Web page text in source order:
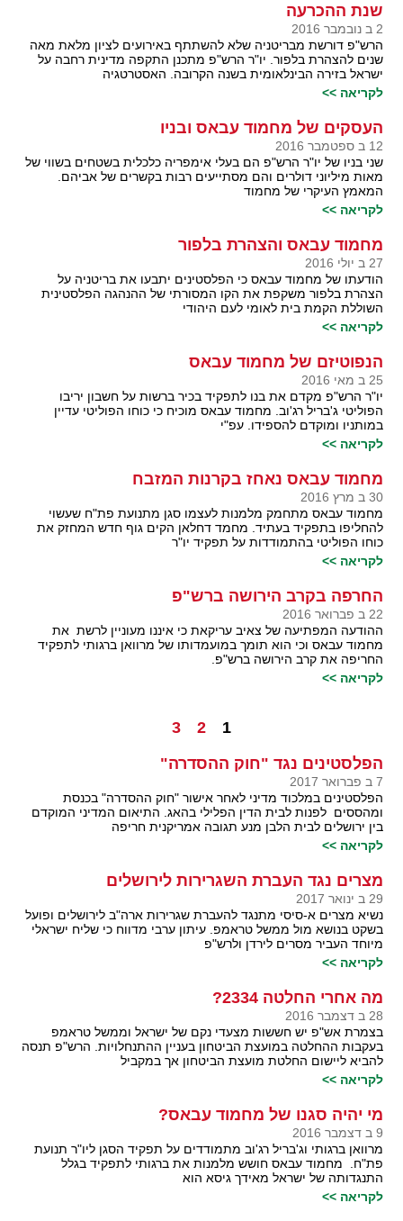
שנת ההכרעה
2 ב נובמבר 2016
הרש"פ דורשת מבריטניה שלא להשתתף באירועים לציון מלאת מאה
שנים להצהרת בלפור. יו"ר הרש"פ מתכנן התקפה מדינית רחבה על
ישראל בזירה הבינלאומית בשנה הקרובה. האסטרטגיה
לקריאה >>
העסקים של מחמוד עבאס ובניו
12 ב ספטמבר 2016
שני בניו של יו"ר הרש"פ הם בעלי אימפריה כלכלית בשטחים בשווי של
מאות מיליוני דולרים והם מסתייעים רבות בקשרים של אביהם.
המאמץ העיקרי של מחמוד
לקריאה >>
מחמוד עבאס והצהרת בלפור
27 ב יולי 2016
הודעתו של מחמוד עבאס כי הפלסטינים יתבעו את בריטניה על
הצהרת בלפור משקפת את הקו המסורתי של ההנהגה הפלסטינית
השוללת הקמת בית לאומי לעם היהודי
לקריאה >>
הנפוטיזם של מחמוד עבאס
25 ב מאי 2016
יו"ר הרש"פ מקדם את בנו לתפקיד בכיר ברשות על חשבון יריבו
הפוליטי ג'בריל רג'וב. מחמוד עבאס מוכיח כי כוחו הפוליטי עדיין
במותניו ומוקדם להספידו. עפ"י
לקריאה >>
מחמוד עבאס נאחז בקרנות המזבח
30 ב מרץ 2016
מחמוד עבאס מתחמק מלמנות לעצמו סגן מתנועת פת"ח שעשוי
להחליפו בתפקיד בעתיד. מחמד דחלאן הקים גוף חדש המחזק את
כוחו הפוליטי בהתמודדות על תפקיד יו"ר
לקריאה >>
החרפה בקרב הירושה ברש"פ
22 ב פברואר 2016
ההודעה המפתיעה של צאיב עריקאת כי איננו מעוניין לרשת את
מחמוד עבאס וכי הוא תומך במועמדותו של מרוואן ברגותי לתפקיד
החריפה את קרב הירושה ברש"פ.
לקריאה >>
1
2
3
הפלסטינים נגד "חוק ההסדרה"
7 ב פברואר 2017
הפלסטינים במלכוד מדיני לאחר אישור "חוק ההסדרה" בכנסת
ומהססים לפנות לבית הדין הפלילי בהאג. התיאום המדיני המוקדם
בין ירושלים לבית הלבן מנע תגובה אמריקנית חריפה
לקריאה >>
מצרים נגד העברת השגרירות לירושלים
29 ב ינואר 2017
נשיא מצרים א-סיסי מתנגד להעברת שגרירות ארה"ב לירושלים ופועל
בשקט בנושא מול ממשל טראמפ. עיתון ערבי מדווח כי שליח ישראלי
מיוחד העביר מסרים לירדן ולרש"פ
לקריאה >>
מה אחרי החלטה 2334?
28 ב דצמבר 2016
בצמרת אש"פ יש חששות מצעדי נקם של ישראל וממשל טראמפ
בעקבות ההחלטה במועצת הביטחון בעניין ההתנחלויות. הרש"פ תנסה
להביא ליישום החלטת מועצת הביטחון אך במקביל
לקריאה >>
מי יהיה סגנו של מחמוד עבאס?
9 ב דצמבר 2016
מרוואן ברגותי וג'בריל רג'וב מתמודדים על תפקיד הסגן ליו"ר תנועת
פת"ח. מחמוד עבאס חושש מלמנות את ברגותי לתפקיד בגלל
התנגדותה של ישראל מאידך גיסא הוא
לקריאה >>